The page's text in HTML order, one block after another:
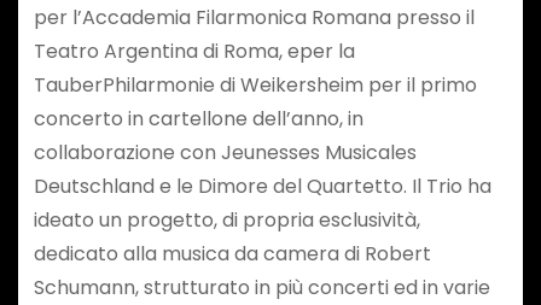
per l’Accademia Filarmonica Romana presso il
Teatro Argentina di Roma, eper la
TauberPhilarmonie di Weikersheim per il primo
concerto in cartellone dell’anno, in
collaborazione con Jeunesses Musicales
Deutschland e le Dimore del Quartetto. Il Trio ha
ideato un progetto, di propria esclusività,
dedicato alla musica da camera di Robert
Schumann, strutturato in più concerti ed in varie